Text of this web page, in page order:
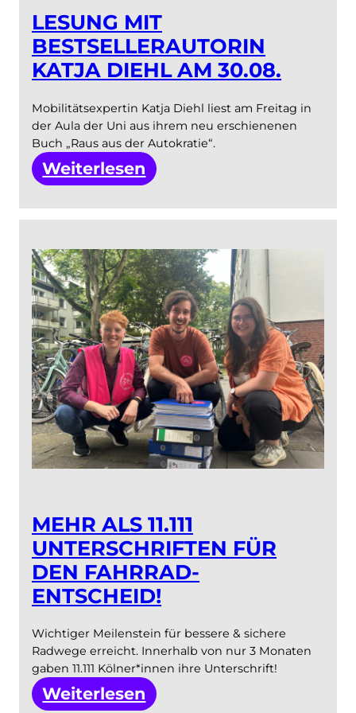
LESUNG MIT
BESTSELLERAUTORIN
KATJA DIEHL AM 30.08.
Mobilitätsexpertin Katja Diehl liest am Freitag in
der Aula der Uni aus ihrem neu erschienenen
Buch „Raus aus der Autokratie“.
Weiterlesen
mit
Katja
Diehl
am
30.08.
MEHR ALS 11.111
UNTERSCHRIFTEN FÜR
DEN FAHRRAD-
ENTSCHEID!
Wichtiger Meilenstein für bessere & sichere
Radwege erreicht. Innerhalb von nur 3 Monaten
gaben 11.111 Kölner*innen ihre Unterschrift!
Weiterlesen